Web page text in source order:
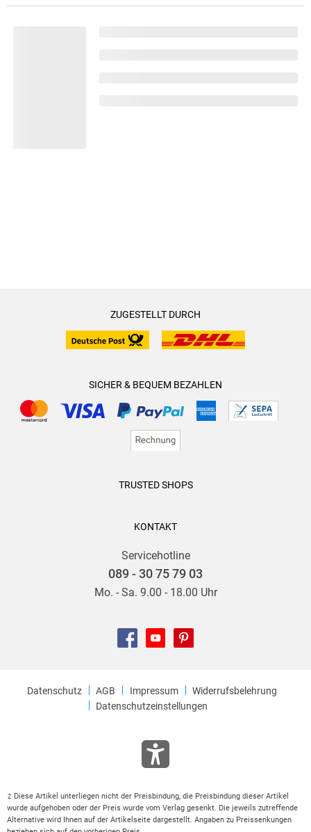
ZUGESTELLT DURCH
SICHER & BEQUEM BEZAHLEN
TRUSTED SHOPS
KONTAKT
Servicehotline
089 - 30 75 79 03
Mo. - Sa. 9.00 - 18.00 Uhr
Datenschutz AGB Impressum
Widerrufsbelehrung
Datenschutzeinstellungen
2
Diese Artikel unterliegen nicht der Preisbindung, die Preisbindung dieser Artikel
wurde aufgehoben oder der Preis wurde vom Verlag gesenkt. Die jeweils zutreffende
Alternative wird Ihnen auf der Artikelseite dargestellt. Angaben zu Preissenkungen